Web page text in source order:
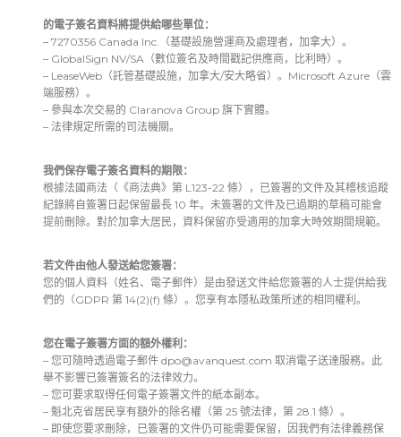
的電子簽名資料將提供給哪些單位：
– 7270356 Canada Inc.（基礎設施營運商及處理者，加拿大）。
– GlobalSign NV/SA（數位簽名及時間戳記供應商，比利時）。
– LeaseWeb（託管基礎設施，加拿大/安大略省）。Microsoft Azure（雲
端服務）。
– 參與本次交易的 Claranova Group 旗下實體。
– 法律規定所需的司法機關。
我們保存電子簽名資料的期限：
根據法國商法（《商法典》第 L123-22 條），已簽署的文件及其稽核追蹤
紀錄將自簽署日起保留最長 10 年。未簽署的文件及已過期的草稿可能會
提前刪除。對於加拿大居民，資料保留亦受適用的加拿大時效期間規範。
若文件由他人發送給您簽署：
您的個人資料（姓名、電子郵件）是由發送文件給您簽署的人士提供給我
們的（GDPR 第 14(2)(f) 條）。您享有本隱私政策所述的相同權利。
您在電子簽署方面的額外權利：
– 您可隨時透過電子郵件 dpo@avanquest.com 取消電子送達服務。此
舉不影響已簽署簽名的法律效力。
– 您可要求取得任何電子簽署文件的紙本副本。
– 魁北克省居民享有額外的除名權（第 25 號法律，第 28.1 條）。
– 即使您要求刪除，已簽署的文件仍可能需要保留，因我們有法律義務保